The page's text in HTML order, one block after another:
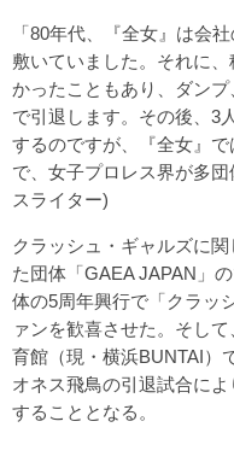
「80年代、『全女』は会
敷いていました。それに
かったこともあり、ダン
で引退します。その後、3
するのですが、『全女』
で、女子プロレス界が多
スライター)
クラッシュ・ギャルズに
た団体「GAEA JAPAN」
体の5周年興行で「クラッ
ァンを歓喜させた。そし
育館（現・横浜BUNTAI）
オネス飛鳥の引退試合に
することとなる。